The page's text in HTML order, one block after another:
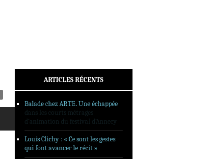
ARTICLES RÉCENTS
Balade chez ARTE. Une échappée
dans les courts métrages
d’animation du festival d’Annecy
Louis Clichy : « Ce sont les gestes
qui font avancer le récit »